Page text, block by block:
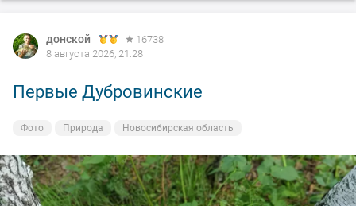
донской
16738
8 августа 2026, 21:28
Первые Дубровинские
Фото Природа Новосибирская область